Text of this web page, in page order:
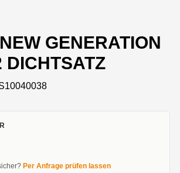
GENERATION
DICHTSATZ
Per Anfrage prüfen lassen